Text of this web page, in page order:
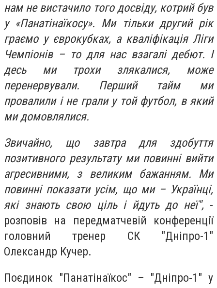
нам не вистачило того досвіду, котрий був
у «Панатінаїкосу». Ми тільки другий рік
граємо у єврокубках, а кваліфікація Ліги
Чемпіонів – то для нас взагалі дебют. І
десь ми трохи злякалися, може
перенервували. Перший тайм ми
провалили і не грали у той футбол, в який
ми домовлялися.
Звичайно, що завтра для здобуття
позитивного результату ми повинні вийти
агресивними, з великим бажанням. Ми
повинні показати усім, що ми – Українці,
які знають свою ціль і йдуть до неї", -
розповів на передматчевій конференції
головний тренер СК "Дніпро-1"
Олександр Кучер.
Поєдинок "Панатінаїкос" – "Дніпро-1" у